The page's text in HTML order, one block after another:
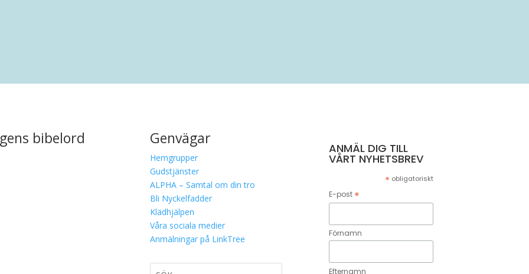
bibelord Genvägar
Hemgrupper
Gudstjänster
ALPHA – Samtal om din tro
Bli Nyckelfadder
Klädhjälpen
Våra sociala medier
Anmälningar på LinkTree
ANMÄL DIG TILL
VÅRT NYHETSBREV
* obligatoriskt
E-post *
Förnamn
Efternamn